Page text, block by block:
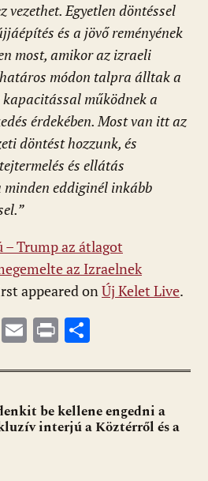
vezethet. Egyetlen döntéssel
és a jövő reményének
most, amikor az izraeli
módon talpra álltak a
működnek a
érdekében. Most van itt az
döntést hozzunk, és
és ellátás
eddiginél inkább
– Trump az átlagot
az Izraelnek
appeared onÚj Kelet Live.
R E
ai
l
Pr
t za
m
e
be kellene engedni a
interjú a Köztérről és a